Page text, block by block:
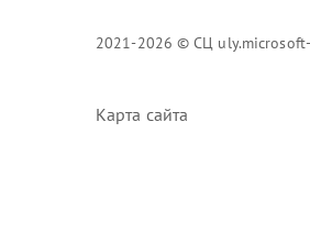
2021-2026 © СЦ
Карта сайта